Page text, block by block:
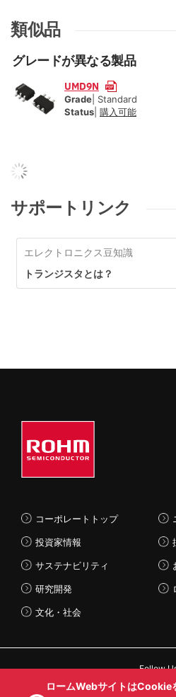
類似品
グレードが異なる製品
UMD9N
Grade | Standard
Status 購入可能
サポートリンク
エレクトロニクス豆知識
トランジスタとは？
コーポレートトップ
投資家情報
サステナビリティ
研究開発
文化・社会
Follow
ロームWebサイトはCookie